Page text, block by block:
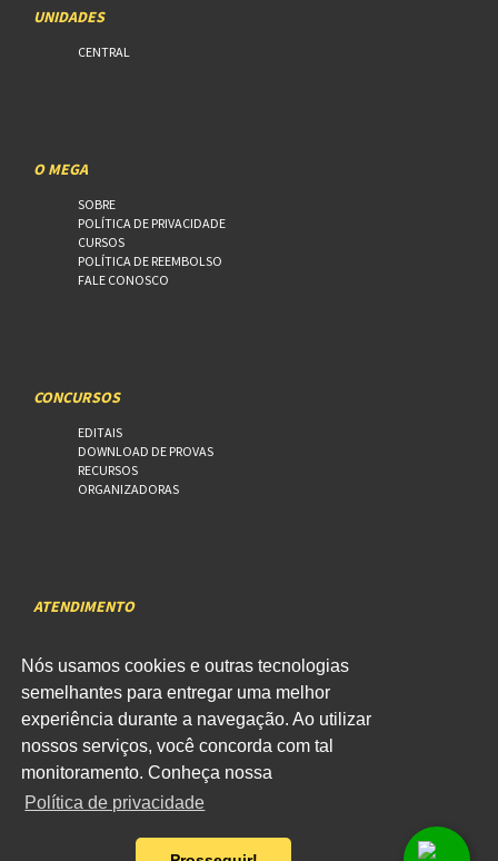
Nós usamos cookies e outras tecnologias
semelhantes para entregar uma melhor
experiência durante a navegação. Ao utilizar
nossos serviços, você concorda com tal
monitoramento. Conheça nossa
Política de privacidade
UNIDADES
CENTRAL
O MEGA
SOBRE
POLÍTICA DE PRIVACIDADE
CURSOS
POLÍTICA DE REEMBOLSO
FALE CONOSCO
CONCURSOS
EDITAIS
DOWNLOAD DE PROVAS
RECURSOS
ORGANIZADORAS
ATENDIMENTO
WhatsApp
ACESSO